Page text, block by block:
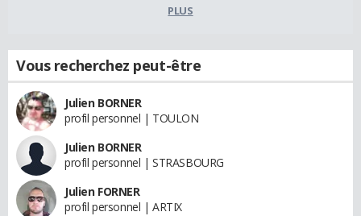
PLUS
Vous recherchez peut-être
Julien BORNER
profil personnel | TOULON
Julien BORNER
profil personnel | STRASBOURG
Julien FORNER
profil personnel | ARTIX